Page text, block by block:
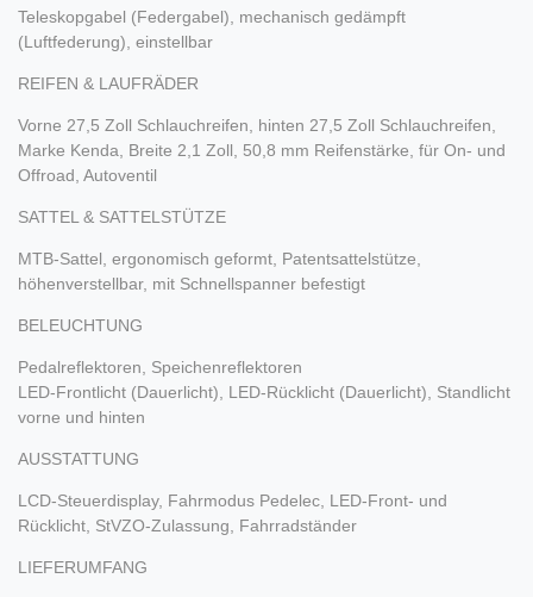
Teleskopgabel (Federgabel), mechanisch gedämpft
(Luftfederung), einstellbar
REIFEN & LAUFRÄDER
Vorne 27,5 Zoll Schlauchreifen, hinten 27,5 Zoll Schlauchreifen,
Marke Kenda, Breite 2,1 Zoll, 50,8 mm Reifenstärke, für On- und
Offroad, Autoventil
SATTEL & SATTELSTÜTZE
MTB-Sattel, ergonomisch geformt, Patentsattelstütze,
höhenverstellbar, mit Schnellspanner befestigt
BELEUCHTUNG
Pedalreflektoren, Speichenreflektoren
LED-Frontlicht (Dauerlicht), LED-Rücklicht (Dauerlicht), Standlicht
vorne und hinten
AUSSTATTUNG
LCD-Steuerdisplay, Fahrmodus Pedelec, LED-Front- und
Rücklicht, StVZO-Zulassung, Fahrradständer
LIEFERUMFANG